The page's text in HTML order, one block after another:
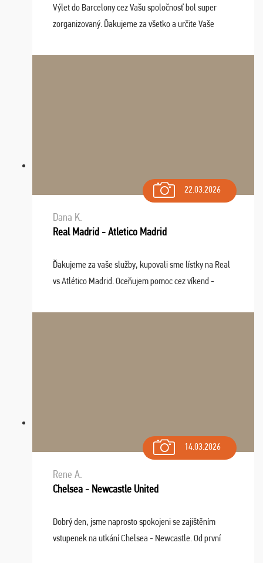
Výlet do Barcelony cez Vašu spoločnosť bol super
zorganizovaný. Ďakujeme za všetko a určite Vaše
22.03.2026
Dana K.
Real Madrid - Atletico Madrid
Ďakujeme za vaše služby, kupovali sme lístky na Real
vs Atlético Madrid. Oceňujem pomoc cez víkend -
spokojnosti. Sedenie bolo dobré, štadión Barnabéu ...
14.03.2026
Rene A.
Chelsea - Newcastle United
Dobrý den, jsme naprosto spokojeni se zajištěním
vstupenek na utkání Chelsea - Newcastle. Od první